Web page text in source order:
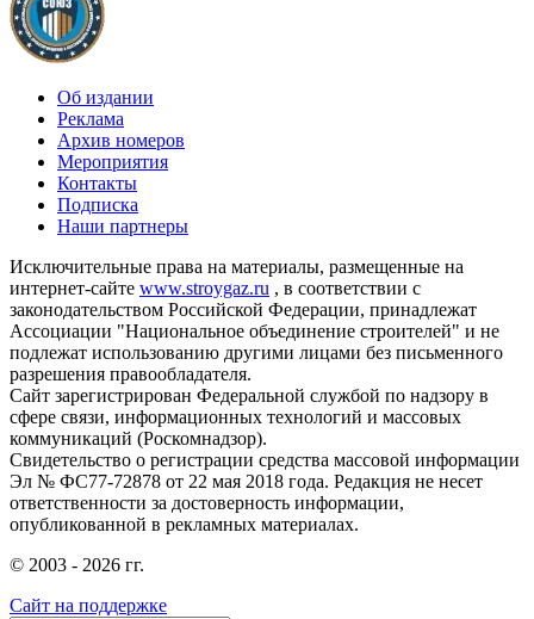
Об издании
Реклама
Архив номеров
Мероприятия
Контакты
Подписка
Наши партнеры
Исключительные права на материалы, размещенные на
интернет-сайте www.stroygaz.ru , в соответствии с
законодательством Российской Федерации, принадлежат
Ассоциации "Национальное объединение строителей" и не
подлежат использованию другими лицами без письменного
разрешения правообладателя.
Сайт зарегистрирован Федеральной службой по надзору в
сфере связи, информационных технологий и массовых
коммуникаций (Роскомнадзор).
Свидетельство о регистрации средства массовой информации
Эл № ФС77-72878 от 22 мая 2018 года. Редакция не несет
ответственности за достоверность информации,
опубликованной в рекламных материалах.
© 2003 - 2026 гг.
Сайт на поддержке